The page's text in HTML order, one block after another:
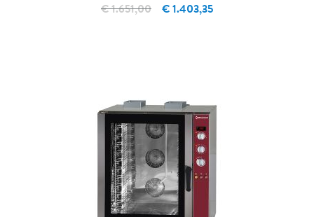
€ 1.403,35
€ 1.651,00